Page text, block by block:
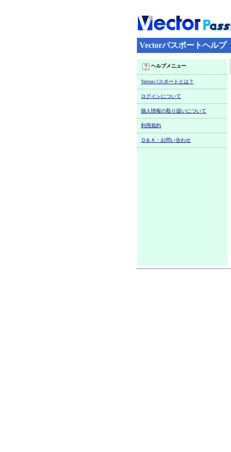
Vectorパスポートヘルプ
ヘルプメニュー
Vectorパスポートとは？
ログインについて
個人情報の取り扱いについて
利用規約
Ｑ＆Ａ・お問い合わせ